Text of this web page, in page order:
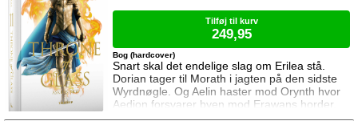
Snart skal det endelige slag om Erilea stå.
Dorian tager til Morath i jagten på den sidste
Wyrdnøgle. Og Aelin haster mod Orynth hvor
Aedion forsvarer byen mod Erawans horder.
Heldigvis er han ikke alene. Men kan deres
Bog (hardcover)
Tilføj til kurv
249,95